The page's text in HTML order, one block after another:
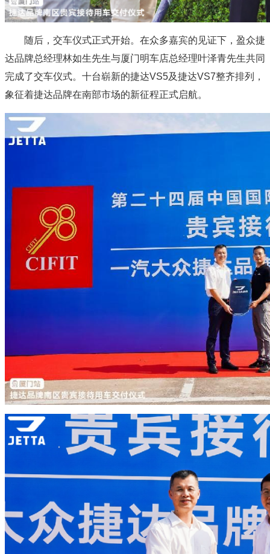
随后，交车仪式正式开始。在众多嘉宾的见证下，盈众捷
达品牌总经理林如生先生与厦门明车店总经理叶泽青先生共同
完成了交车仪式。十台崭新的捷达VS5及捷达VS7整齐排列，
象征着捷达品牌在南部市场的新征程正式启航。